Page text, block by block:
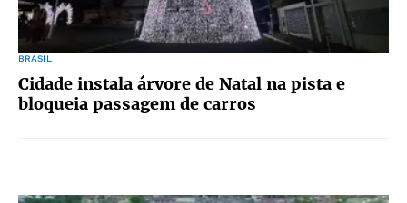
BRASIL
Cidade instala árvore de Natal na pista e
bloqueia passagem de carros